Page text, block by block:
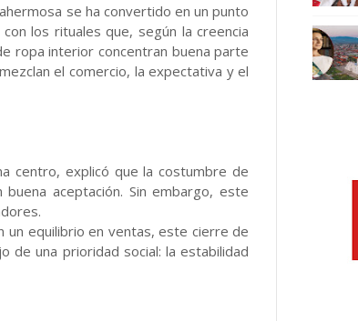
se ha convertido en un punto
los rituales que, según la creencia
ropa interior concentran buena parte
el comercio, la expectativa y el
centro, explicó que la costumbre de
aceptación. Sin embargo, este
un equilibrio en ventas, este cierre de
de una prioridad social: la estabilidad